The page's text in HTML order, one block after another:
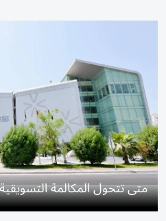
متى تتحول المكالمة